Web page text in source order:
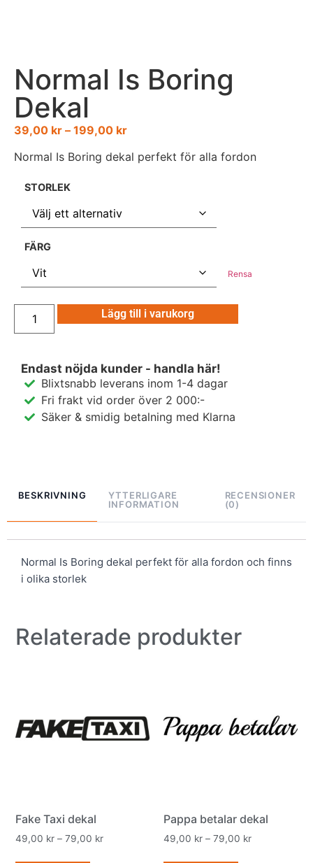
Normal Is Boring
Dekal
39,00 kr – 199,00 kr
Normal Is Boring dekal perfekt för alla fordon
STORLEK
FÄRG
Rensa
Lägg till i varukorg
Endast nöjda kunder - handla här!
Blixtsnabb leverans inom 1-4 dagar
Fri frakt vid order över 2 000:-
Säker & smidig betalning med Klarna
BESKRIVNING
YTTERLIGARE
INFORMATION
RECENSIONER
(0)
Normal Is Boring dekal perfekt för alla fordon och finns
i olika storlek
Relaterade produkter
Fake Taxi dekal
49,00 kr – 79,00 kr
Pappa betalar dekal
49,00 kr – 79,00 kr